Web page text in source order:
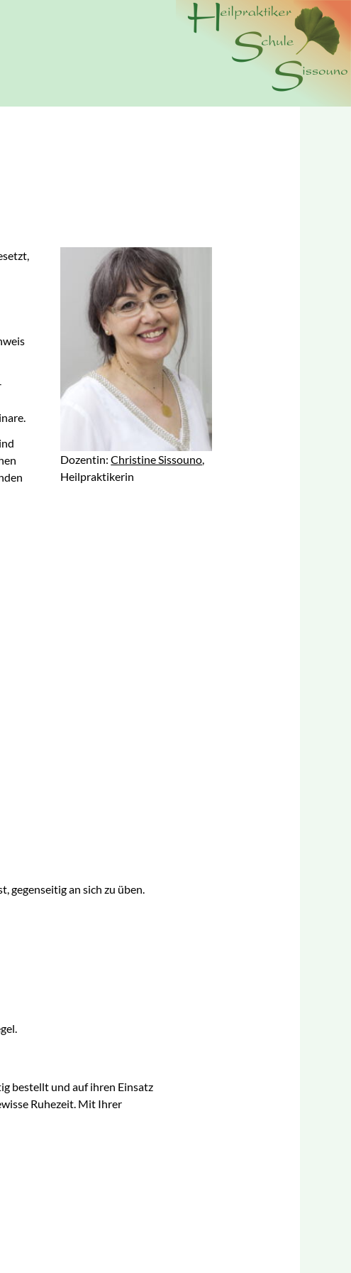
Dozentin:Christine Sissouno,
Heilpraktikerin
gegenseitig an sich zu üben.
bestellt und auf ihren Einsatz
Ruhezeit. Mit Ihrer
wir Cookies. Durch die weitere Nutzung der Webseite